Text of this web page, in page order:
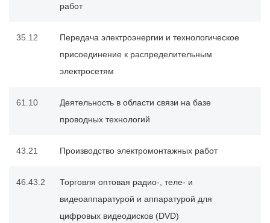
работ
35.12
Передача электроэнергии и технологическое
присоединение к распределительным
электросетям
61.10
Деятельность в области связи на базе
проводных технологий
43.21 Производство электромонтажных работ
46.43.2
Торговля оптовая радио-, теле- и
видеоаппаратурой и аппаратурой для
цифровых видеодисков (DVD)